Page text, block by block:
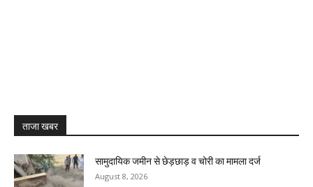
ताजा खबर
सामुदायिक जमीन से छेड़छाड़ व चोरी का मामला दर्ज
August 8, 2026